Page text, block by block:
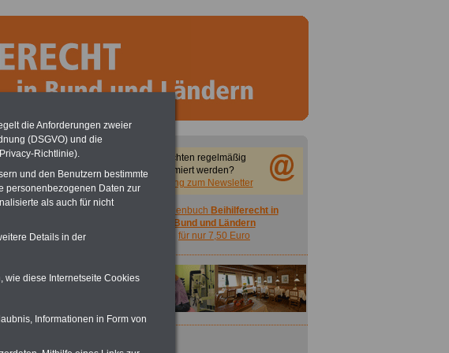
Tillmann . Das
sind in einem
Sie möchten regelmäßig
informiert werden?
Anmeldung zum Newsletter
Taschenbuch Beihilferecht in
Bund und Ländern
für nur 7,50 Euro
die Anforderungen zweier
(DSGVO) und die
Richtlinie).
und den Benutzern bestimmte
personenbezogenen Daten zur
als auch für nicht
Details in der
wie diese Internetseite Cookies
Informationen in Form von